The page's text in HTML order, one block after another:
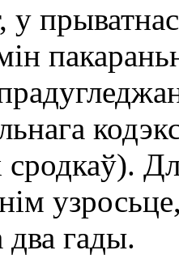
у
два гады.